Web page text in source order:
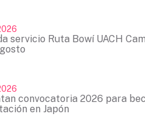
servicio Ruta Bowí UACH
convocatoria 2026 para
en Japón